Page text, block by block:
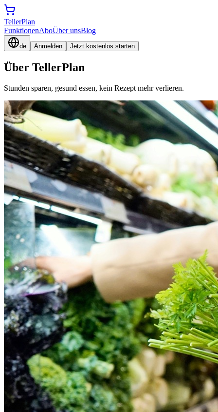
TellerPlan
FunktionenAboÜber unsBlog
de Anmelden Jetzt kostenlos starten
Über TellerPlan
Stunden sparen, gesund essen, kein Rezept mehr verlieren.